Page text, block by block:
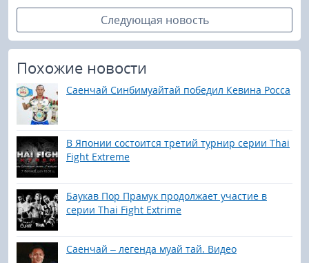
Следующая новость
Похожие новости
Саенчай Синбимуайтай победил Кевина Росса
В Японии состоится третий турнир серии Thai
Fight Extreme
Баукав Пор Прамук продолжает участие в
серии Thai Fight Extrime
Саенчай – легенда муай тай. Видео